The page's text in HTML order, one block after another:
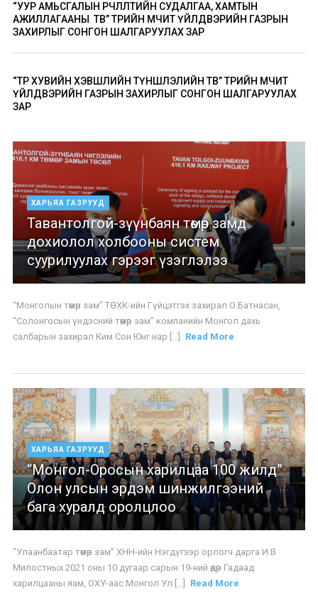
“УУР АМЬСГАЛЫН ӨӨРЧЛӨЛТИЙН СУДАЛГАА, ХАМТЫН
АЖИЛЛАГААНЫ ТӨВ” ТӨРИЙН ӨМЧИТ ҮЙЛДВЭРИЙН ГАЗРЫН
ЗАХИРЛЫГ СОНГОН ШАЛГАРУУЛАХ ЗАР
“ТӨР ХУВИЙН ХЭВШЛИЙН ТҮНШЛЭЛИЙН ТӨВ” ТӨРИЙН ӨМЧИТ
ҮЙЛДВЭРИЙН ГАЗРЫН ЗАХИРЛЫГ СОНГОН ШАЛГАРУУЛАХ
ЗАР
ХАРЬЯА ГАЗРУУД
Тавантолгой-зүүнбаян төмөр замд
дохиолол холбооны систем
суурилуулах гэрээг үзэглэлээ
“Монголын төмөр зам” ТӨХК-ийн Гүйцэтгэх захирал О.Батнасан,
“Солонгосын үндэсний төмөр зам” компанийн Монгол дахь
салбарын захирал Ким Сон Юнг нар [...]
Read More
ХАРЬЯА ГАЗРУУД
“Монгол-Оросын харилцаа 100 жилд”
Олон улсын эрдэм шинжилгээний
бага хуралд оролцлоо
"Улаанбаатар төмөр зам" ХНН-ийн Нэгдүгээр орлогч дарга И.В
Милостных 2021 оны 10 дугаар сарын 19-ний өдөр Гадаад
харилцааны яам, ОХУ-аас Монгол Ул [...]
Read More